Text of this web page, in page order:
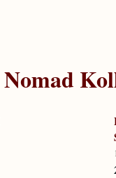
Nomad